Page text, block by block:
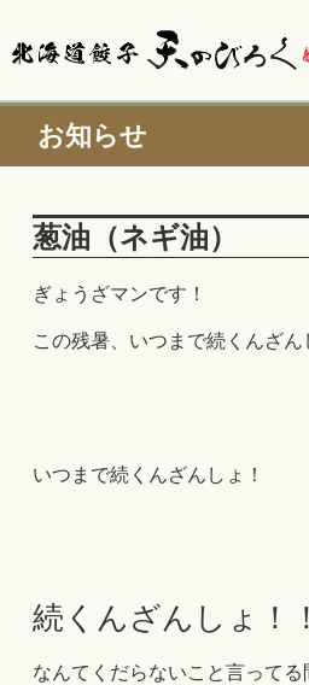
お知らせ
葱油（ネギ油）
ぎょうざマンです！
この残暑、いつまで続くんざん
いつまで続くんざんしょ！
続くんざんしょ！！
なんてくだらないこと言ってる